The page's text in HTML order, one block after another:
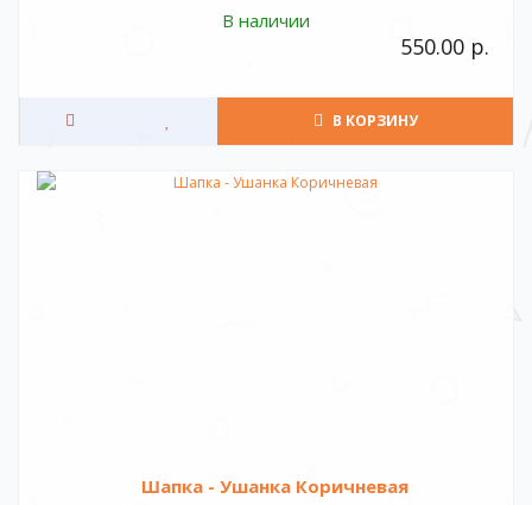
В наличии
550.00 р.
В КОРЗИНУ
Шапка - Ушанка Коричневая